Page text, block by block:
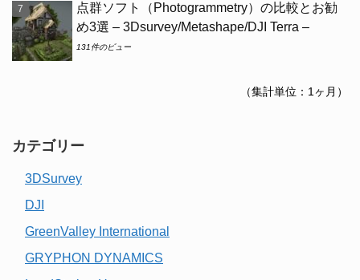
点群ソフト（Photogrammetry）の比較とお勧
め3選 – 3Dsurvey/Metashape/DJI Terra –
131件のビュー
（集計単位：1ヶ月）
カテゴリー
3DSurvey
DJI
GreenValley International
GRYPHON DYNAMICS